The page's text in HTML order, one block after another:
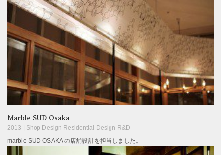
Marble SUD Osaka
2013 | Shop Design Residential Design R&D
marble SUD OSAKA の店舗設計を担当しました。